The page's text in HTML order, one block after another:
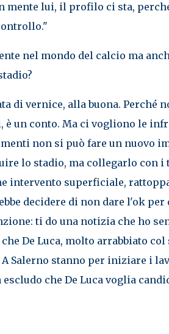
mente lui, il profilo ci sta,
nel mondo del calcio ma
di vernice, alla buona. Perché
è un conto. Ma ci vogliono le
non si può fare un nuovo
lo stadio, ma collegarlo con i
intervento superficiale,
decidere di non dare l'ok
ti do una notizia che ho
De Luca, molto arrabbiato
Salerno stanno per iniziare i
che De Luca voglia